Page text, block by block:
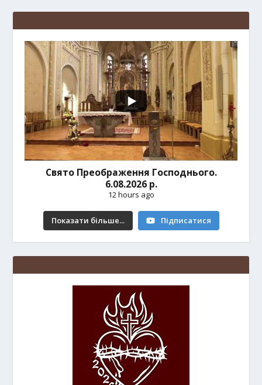
Свято Преображення Господнього.
6.08.2026 р.
12 hours ago
Показати більше... Підписатися